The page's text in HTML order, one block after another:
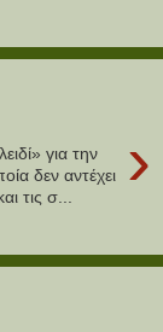
›
για την
δεν αντέχει
τις σ...